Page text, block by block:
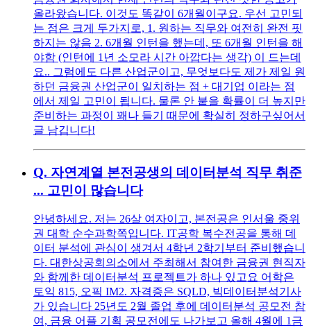
올라왔습니다. 이것도 똑같이 6개월이구요. 우선 고민되
는 점은 크게 두가지로, 1. 원하는 직무와 여전히 완전 핏
하지는 않음 2. 6개월 인턴을 했는데, 또 6개월 인턴을 해
야함 (인턴에 1년 소모라 시간 아깝다는 생각) 이 드는데
요.. 그럼에도 다른 산업군이고, 무엇보다도 제가 제일 원
하던 금융권 산업군이 일치하는 점 + 대기업 이라는 점
에서 제일 고민이 됩니다. 물론 안 붙을 확률이 더 높지만
준비하는 과정이 꽤나 들기 때문에 확실히 정하구싶어서
글 남깁니다!
Q. 자연계열 본전공생의 데이터분석 직무 취준
... 고민이 많습니다
안녕하세요. 저는 26살 여자이고, 본전공은 인서울 중위
권 대학 순수과학쪽입니다. IT공학 복수전공을 통해 데
이터 분석에 관심이 생겨서 4학년 2학기부터 준비했습니
다. 대한상공회의소에서 주최해서 참여한 금융권 현직자
와 함께한 데이터분석 프로젝트가 하나 있고요 어학은
토익 815, 오픽 IM2. 자격증은 SQLD, 빅데이터분석기사
가 있습니다 25년도 2월 졸업 후에 데이터분석 공모전 참
여, 금융 어플 기획 공모전에도 나가보고 올해 4월에 1금